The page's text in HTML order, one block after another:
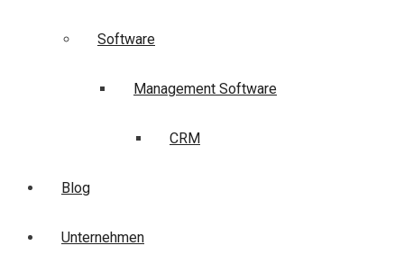
Software
Management Software
CRM
Blog
Unternehmen